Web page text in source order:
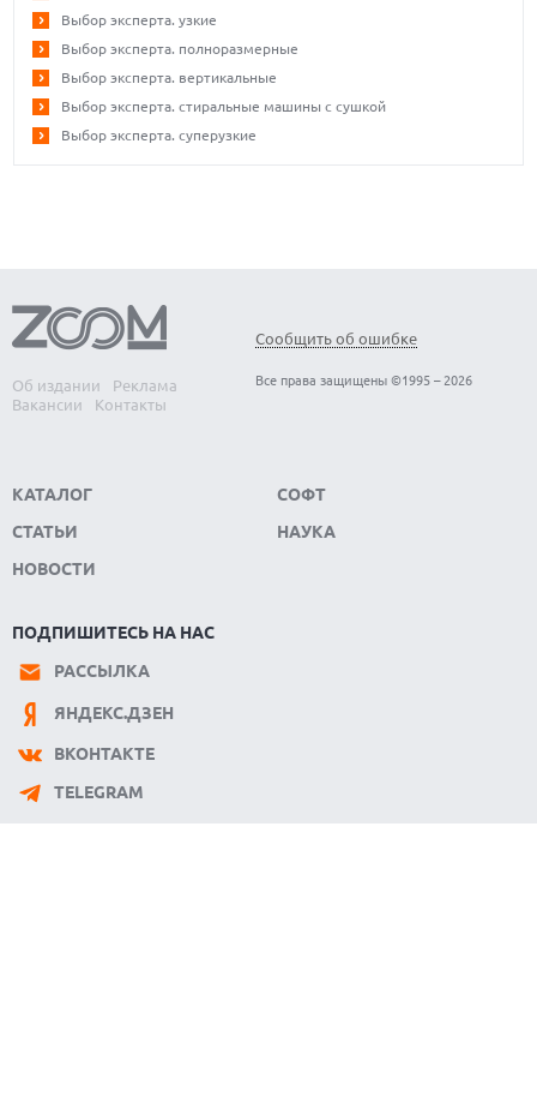
Выбор эксперта. узкие
Выбор эксперта. полноразмерные
Выбор эксперта. вертикальные
Выбор эксперта. стиральные машины с сушкой
Выбор эксперта. суперузкие
Об издании
Реклама
Вакансии
Контакты
Сообщить об ошибке
Все права защищены ©1995 – 2026
КАТАЛОГ
СТАТЬИ
НОВОСТИ
СОФТ
НАУКА
ПОДПИШИТЕСЬ НА НАС
РАССЫЛКА
ЯНДЕКС.ДЗЕН
ВКОНТАКТЕ
TELEGRAM